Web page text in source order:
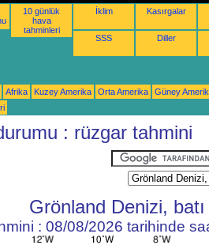
10 günlük
hava
tahminleri
İklim Kasırgalar
SSS Diller
Afrika Kuzey Amerika Orta Amerika
Güney
: rüzgar tahmini
Grönland Denizi, batı
: 08/08/2026 tarihinde